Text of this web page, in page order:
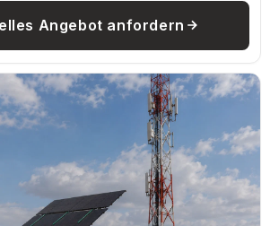
Angebot anfordern